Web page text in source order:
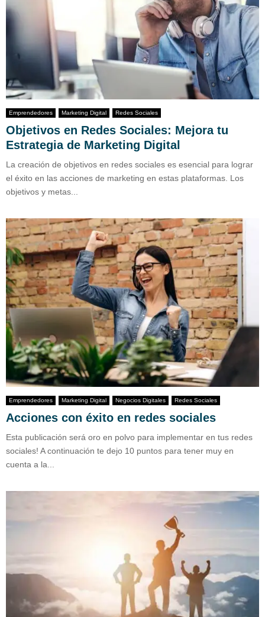
Emprendedores Marketing Digital Redes Sociales
Objetivos en Redes Sociales: Mejora tu
Estrategia de Marketing Digital
La creación de objetivos en redes sociales es esencial para lograr
el éxito en las acciones de marketing en estas plataformas. Los
objetivos y metas...
Emprendedores Marketing Digital Negocios Digitales Redes Sociales
Acciones con éxito en redes sociales
Esta publicación será oro en polvo para implementar en tus redes
sociales! A continuación te dejo 10 puntos para tener muy en
cuenta a la...